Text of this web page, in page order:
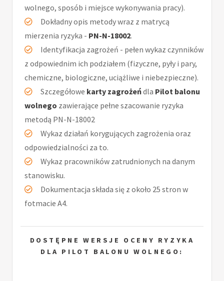
wolnego, sposób i miejsce wykonywania pracy).
Dokładny opis metody wraz z matrycą
mierzenia ryzyka - PN-N-18002.
Identyfikacja zagrożeń - pełen wykaz czynników
z odpowiednim ich podziałem (fizyczne, pyły i pary,
chemiczne, biologiczne, uciążliwe i niebezpieczne).
Szczegółowe karty zagrożeńdla Pilot balonu
wolnego zawierające pełne szacowanie ryzyka
metodą PN-N-18002
Wykaz działań korygujących zagrożenia oraz
odpowiedzialności za to.
Wykaz pracowników zatrudnionych na danym
stanowisku.
Dokumentacja składa się z około 25 stron w
fotmacie A4.
DOSTĘPNE WERSJE OCENY RYZYKA
DLA PILOT BALONU WOLNEGO: